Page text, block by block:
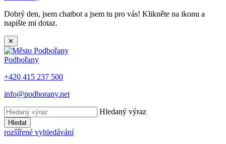
Dobrý den, jsem chatbot a jsem tu pro vás! Klikněte na ikonu a
napište mi dotaz.
✕
Podbořany
+420 415 237 500
info@podborany.net
Hledaný výraz
Hledat
rozšířené vyhledávání